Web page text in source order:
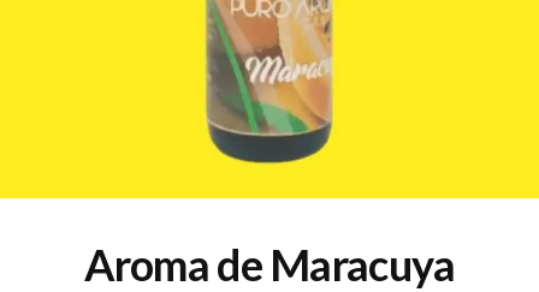
Aroma de Maracuya